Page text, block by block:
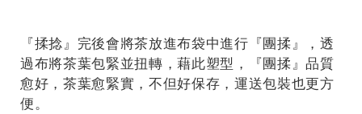
『揉捻』完後會將茶放進布袋中進行『團揉』，透
過布將茶葉包緊並扭轉，藉此塑型，『團揉』品質
愈好，茶葉愈緊實，不但好保存，運送包裝也更方
便。